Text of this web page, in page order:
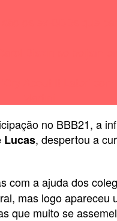
no BBB21, a
Lucas, despertou a
com a ajuda dos
mas logo apareceu
que muito se